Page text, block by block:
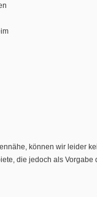
können wir leider
die jedoch als